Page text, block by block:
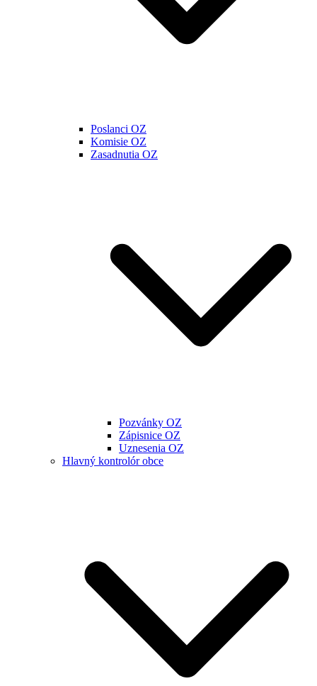
Poslanci OZ
Komisie OZ
Zasadnutia OZ
Pozvánky OZ
Zápisnice OZ
Uznesenia OZ
Hlavný kontrolór obce